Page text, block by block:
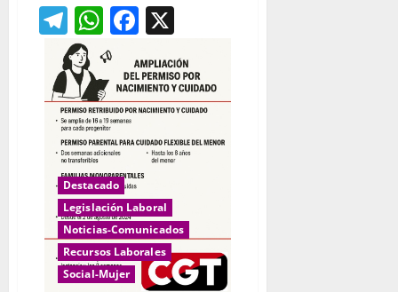
Telegram
WhatsApp
Facebook
Destacado
Legislación Laboral
Noticias-Comunicados
Recursos Laborales
Social-Mujer